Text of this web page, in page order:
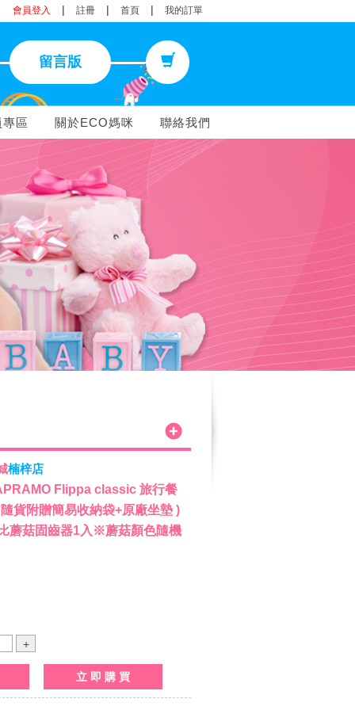
會員登入 | 註冊 | 首頁 | 我的訂單
留言版
區 關於ECO媽咪 聯絡我們
楠梓店
Flippa classic 旅行餐
貨附贈簡易收納袋+原廠坐墊 )
蘑菇固齒器1入※蘑菇顏色隨機